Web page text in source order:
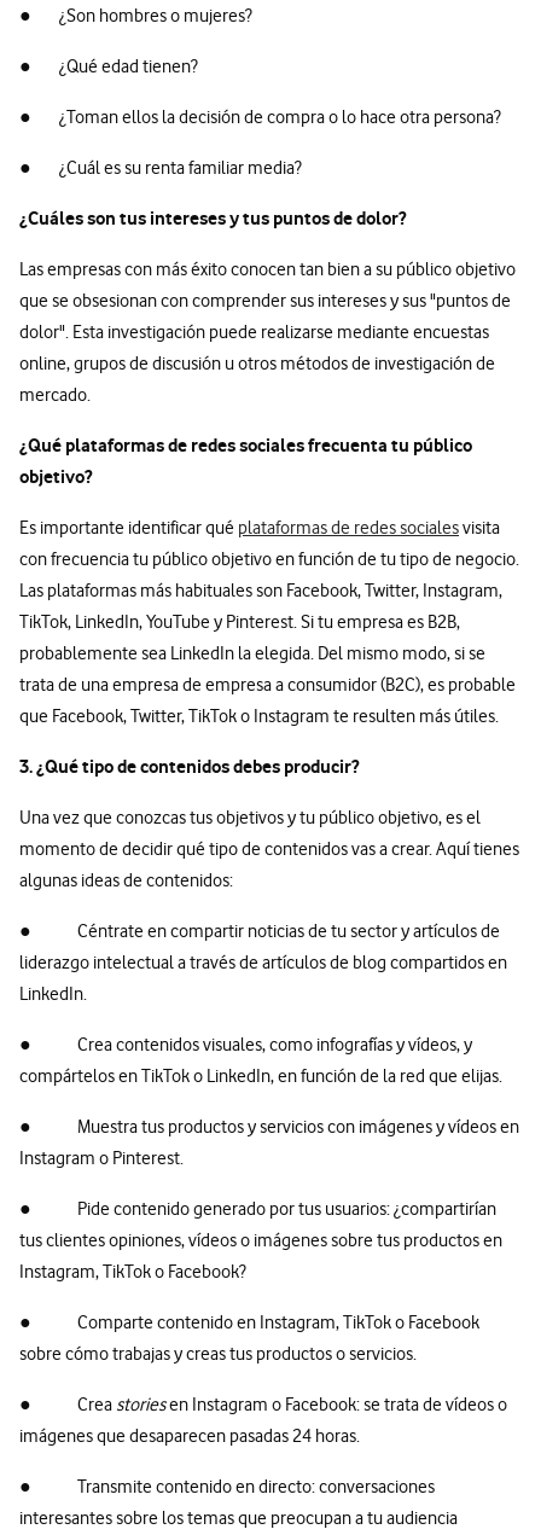
● ¿Son hombres o mujeres?
● ¿Qué edad tienen?
● ¿Toman ellos la decisión de compra o lo hace otra persona?
● ¿Cuál es su renta familiar media?
¿Cuáles son tus intereses y tus puntos de dolor?
Las empresas con más éxito conocen tan bien a su público objetivo
que se obsesionan con comprender sus intereses y sus "puntos de
dolor". Esta investigación puede realizarse mediante encuestas
online, grupos de discusión u otros métodos de investigación de
mercado.
¿Qué plataformas de redes sociales frecuenta tu público
objetivo?
Es importante identificar qué plataformas de redes socialesvisita
con frecuencia tu público objetivo en función de tu tipo de negocio.
Las plataformas más habituales son Facebook, Twitter, Instagram,
TikTok, LinkedIn, YouTube y Pinterest. Si tu empresa es B2B,
probablemente sea LinkedIn la elegida. Del mismo modo, si se
trata de una empresa de empresa a consumidor (B2C), es probable
que Facebook, Twitter, TikTok o Instagram te resulten más útiles.
3. ¿Qué tipo de contenidos debes producir?
Una vez que conozcas tus objetivos y tu público objetivo, es el
momento de decidir qué tipo de contenidos vas a crear. Aquí tienes
algunas ideas de contenidos:
● Céntrate en compartir noticias de tu sector y artículos de
liderazgo intelectual a través de artículos de blog compartidos en
LinkedIn.
● Crea contenidos visuales, como infografías y vídeos, y
compártelos en TikTok o LinkedIn, en función de la red que elijas.
● Muestra tus productos y servicios con imágenes y vídeos en
Instagram o Pinterest.
● Pide contenido generado por tus usuarios: ¿compartirían
tus clientes opiniones, vídeos o imágenes sobre tus productos en
Instagram, TikTok o Facebook?
● Comparte contenido en Instagram, TikTok o Facebook
sobre cómo trabajas y creas tus productos o servicios.
● Crea storiesen Instagram o Facebook: se trata de vídeos o
imágenes que desaparecen pasadas 24 horas.
● Transmite contenido en directo: conversaciones
interesantes sobre los temas que preocupan a tu audiencia